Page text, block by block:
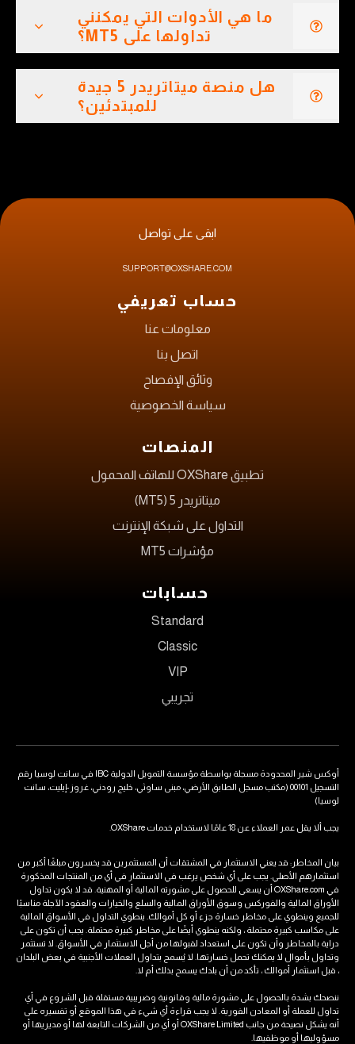
ما هي الأدوات التي يمكنني
تداولها على MT5؟
هل منصة ميتاتريدر 5 جيدة
للمبتدئين؟
ابقى على تواصل
SUPPORT@OXSHARE.COM
حساب تعريفي
معلومات عنا
اتصل بنا
وثائق الإفصاح
سياسة الخصوصية
المنصات
تطبيق OXShare للهاتف المحمول
ميتاتريدر 5 (MT5)
التداول على شبكة الإنترنت
مؤشرات MT5
حسابات
Standard
Classic
VIP
تجريبي
أوكس شير المحدودة مسجلة بواسطة مؤسسة التمويل الدولية IBC في سانت لوسيا رقم
التسجيل 00101 (مكتب مسجل الطابق الأرضي، مبنى ساوثي، خليج رودني، غروز-إيليت، سانت
لوسيا)
يجب ألا يقل عمر العملاء عن 18 عامًا لاستخدام خدمات OXShare.
بيان المخاطر: قد يعني الاستثمار في المشتقات أن المستثمرين قد يخسرون مبلغًا أكبر من
استثمارهم الأصلي. يجب على أي شخص يرغب في الاستثمار في أي من المنتجات المذكورة
في OXShare.com أن يسعى للحصول على مشورته المالية أو المهنية. قد لا يكون تداول
الأوراق المالية والفوركس وسوق الأوراق المالية والسلع والخيارات والعقود الآجلة مناسبًا
للجميع وينطوي على مخاطر خسارة جزء أو كل أموالك. ينطوي التداول في الأسواق المالية
على مكاسب كبيرة محتملة ، ولكنه ينطوي أيضًا على مخاطر كبيرة محتملة. يجب أن تكون على
دراية بالمخاطر وأن تكون على استعداد لقبولها من أجل الاستثمار في الأسواق. لا تستثمر
وتداول بأموال لا يمكنك تحمل خسارتها. لا يُسمح بتداول العملات الأجنبية في بعض البلدان
، قبل استثمار أموالك ، تأكد من أن بلدك يسمح بذلك أم لا.
ننصحك بشدة بالحصول على مشورة مالية وقانونية وضريبية مستقلة قبل الشروع في أي
تداول للعملة أو المعادن الفورية. لا يجب قراءة أي شيء في هذا الموقع أو تفسيره على
أنه يشكل نصيحة من جانب OXShare Limited أو أي من الشركات التابعة لها أو مديريها أو
مسؤوليها أو موظفيها.